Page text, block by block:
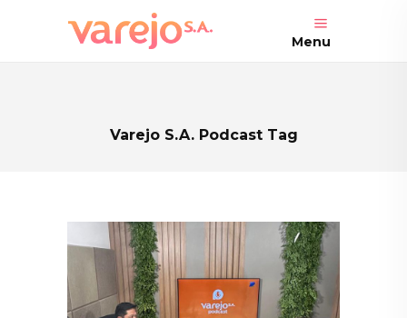
Menu
Varejo S.A. Podcast Tag